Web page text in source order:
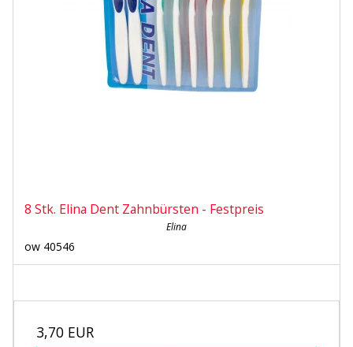
8 Stk. Elina Dent Zahnbürsten - Festpreis
Elina
ow 40546
3,70 EUR